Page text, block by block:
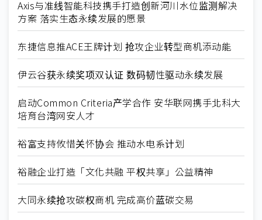
Axis与准线智能科技携手打造创新河川水位监测解决
方案 落实生态永续发展的愿景
东捷信息推ACE王牌计划 抢攻企业转型商机添动能
伊云谷获永续奖项双认证 数码韧性驱动永续发展
启动Common Criteria产学合作 安华联网携手北科大
培育台湾网安人才
裕富支持攸惜关怀协会 推动水电系计划
裕融企业打造「文化共融 平权共享」公益精神
大同永续抢攻碳权商机 完成高价蓝碳交易